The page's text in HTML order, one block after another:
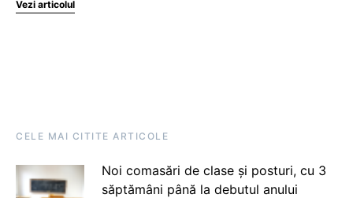
Vezi articolul
CELE MAI CITITE ARTICOLE
Noi comasări de clase și posturi, cu 3
săptămâni până la debutul anului